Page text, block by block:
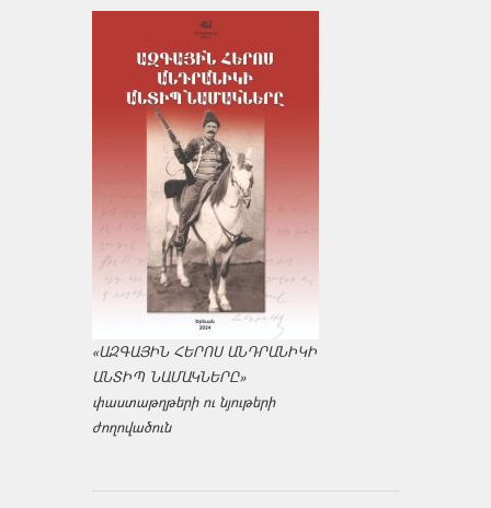
«ԱԶԳԱՅԻՆ ՀԵՐՈՍ ԱՆԴՐԱՆԻԿԻ
ԱՆՏԻՊ ՆԱՄԱԿՆԵՐԸ»
փաստաթղթերի ու նյութերի
ժողովածուն